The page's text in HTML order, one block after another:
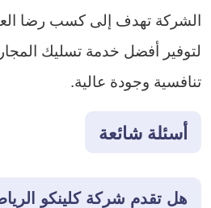
الشركة تهدف إلى كسب رضا
لتوفير أفضل خدمة تسليك
تنافسية وجودة عالية.
أسئلة شائعة
هل تقدم شركة كلينكو